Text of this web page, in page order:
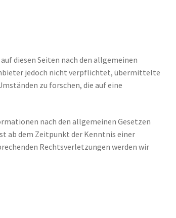
diesen Seiten nach den allgemeinen
jedoch nicht verpflichtet, übermittelte
zu forschen, die auf eine
nach den allgemeinen Gesetzen
ab dem Zeitpunkt der Kenntnis einer
Rechtsverletzungen werden wir